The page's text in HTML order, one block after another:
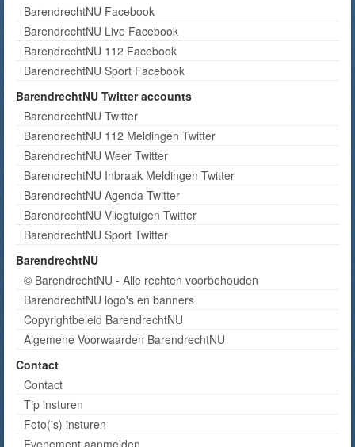
BarendrechtNU Facebook
BarendrechtNU Live Facebook
BarendrechtNU 112 Facebook
BarendrechtNU Sport Facebook
BarendrechtNU Twitter accounts
BarendrechtNU Twitter
BarendrechtNU 112 Meldingen Twitter
BarendrechtNU Weer Twitter
BarendrechtNU Inbraak Meldingen Twitter
BarendrechtNU Agenda Twitter
BarendrechtNU Vliegtuigen Twitter
BarendrechtNU Sport Twitter
BarendrechtNU
© BarendrechtNU - Alle rechten voorbehouden
BarendrechtNU logo's en banners
Copyrightbeleid BarendrechtNU
Algemene Voorwaarden BarendrechtNU
Contact
Contact
Tip insturen
Foto('s) insturen
Evenement aanmelden